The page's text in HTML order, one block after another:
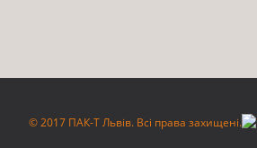
© 2017 ПАК-Т Львів. Всі права захищені.